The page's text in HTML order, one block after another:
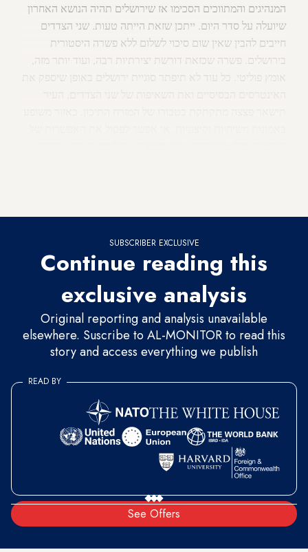
המנהיגים והמתווכים הסכימו אז שירושלים תהיה הנושא האחרון
שיועלה על סדר היום. ייתכן שזאת הייתה טעות. שני הצדדים
חייבים להבין שאין שום סיכוי לשלום ללא פשרה היסטורית
בירושלים. פשרה שכזאת דורשת יצירתיות רבה, ועוד יותר מזה,
אומץ פוליטי. כל עוד לא תיפתר סוגיית ירושלים באופן שיספק את
SUBSCRIBER EXCLUSIVE
Continue reading this
exclusive analysis
Original reporting and analysis unavailable
elsewhere. Suscribe to AL-MONITOR to read this
story and access everything we publish
See Offers
READ BY